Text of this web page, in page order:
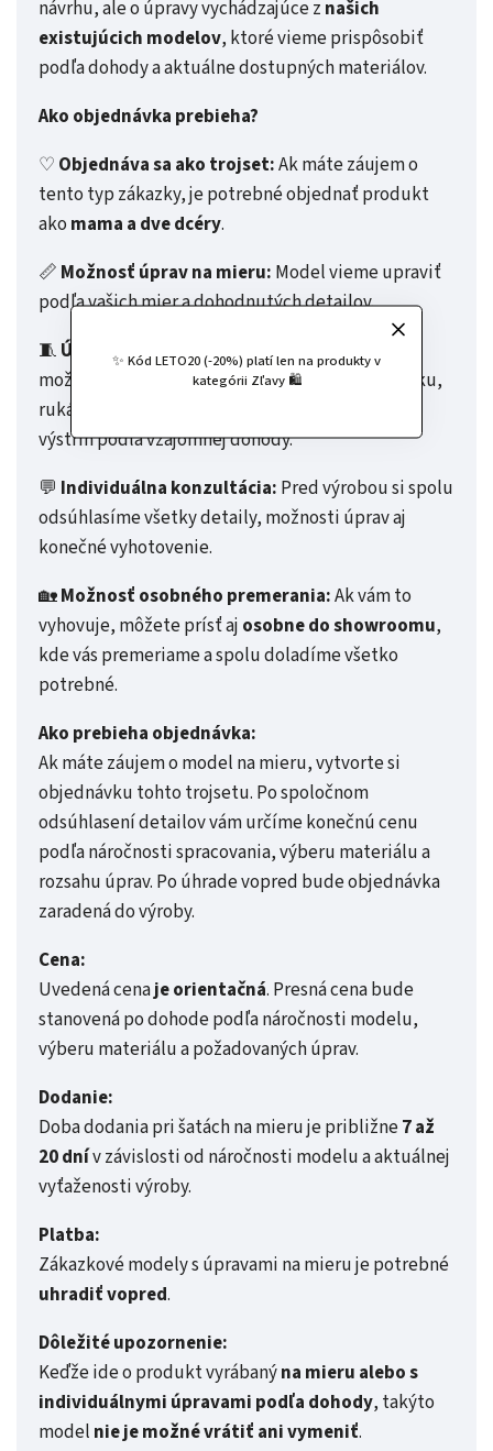
✨ Kód LETO20 (-20%) platí len na produkty v
kategórii Zľavy 🛍️
návrhu, ale o úpravy vychádzajúce z našich
existujúcich modelov, ktoré vieme prispôsobiť
podľa dohody a aktuálne dostupných materiálov.
Ako objednávka prebieha?
♡ Objednáva sa ako trojset:Ak máte záujem o
tento typ zákazky, je potrebné objednať produkt
ako mama a dve dcéry.
📏 Možnosť úprav na mieru: Model vieme upraviť
podľa vašich mier a dohodnutých detailov.
🧵 Úpravy vychádzajú z našich modelov:
možné doladiť vybrané prvky, ako napríklad dĺžku,
rukáv, farebnosť alebo dostupný materiál strih,
výstrih podľa vzájomnej dohody.
💬 Individuálna konzultácia: Pred výrobou si spolu
odsúhlasíme všetky detaily, možnosti úprav aj
konečné vyhotovenie.
🏡Možnosť osobného premerania:Ak vám to
vyhovuje, môžete prísť aj osobne do showroomu,
kde vás premeriame a spolu doladíme všetko
potrebné.
Ako prebieha objednávka:
Ak máte záujem o model na mieru, vytvorte si
objednávku tohto trojsetu. Po spoločnom
odsúhlasení detailov vám určíme konečnú cenu
podľa náročnosti spracovania, výberu materiálu a
rozsahu úprav. Po úhrade vopred bude objednávka
zaradená do výroby.
Cena:
Uvedená cenaje orientačná. Presná cena bude
stanovená po dohode podľa náročnosti modelu,
výberu materiálu a požadovaných úprav.
Dodanie:
Doba dodania pri šatách na mieru je približne7 až
20 dnív závislosti od náročnosti modelu a aktuálnej
vyťaženosti výroby.
Platba:
Zákazkové modely s úpravami na mieru je potrebné
uhradiť vopred.
Dôležité upozornenie:
Keďže ide o produkt vyrábanýna mieru alebo s
individuálnymi úpravami podľa dohody, takýto
model nie je možné vrátiť ani vymeniť.